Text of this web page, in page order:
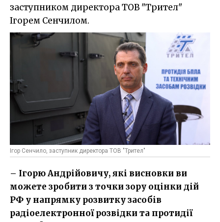
заступником директора ТОВ "Трител"
Ігорем Сенчилом.
Ігор Сенчило, заступник директора ТОВ "Трител"
– Ігорю Андрійовичу, які висновки ви
можете зробити з точки зору оцінки дій
РФ у напрямку розвитку засобів
радіоелектронної розвідки та протидії